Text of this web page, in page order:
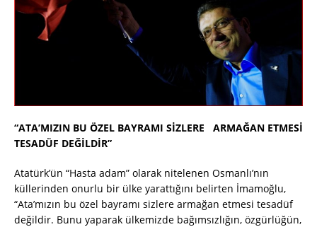
“ATA’MIZIN BU ÖZEL BAYRAMI SİZLERE ARMAĞAN ETMESİ
TESADÜF DEĞİLDİR”
Atatürk’ün “Hasta adam” olarak nitelenen Osmanlı’nın
küllerinden onurlu bir ülke yarattığını belirten İmamoğlu,
“Ata’mızın bu özel bayramı sizlere armağan etmesi tesadüf
değildir. Bunu yaparak ülkemizde bağımsızlığın, özgürlüğün,